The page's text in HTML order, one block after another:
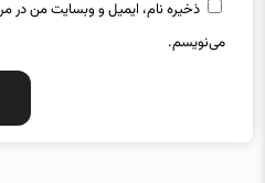
ذخیره نام، ایمیل و وبسایت من در
می‌نویسم.